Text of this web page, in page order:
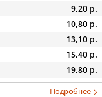
9,20 р.
10,80 р.
13,10 р.
15,40 р.
19,80 р.
Подробнее